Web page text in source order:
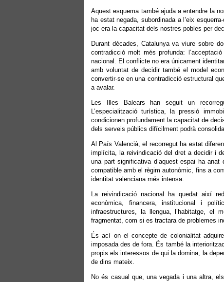
Aquest esquema també ajuda a entendre la
ha estat negada, subordinada a l’eix
joc era la capacitat dels nostres pobles per
Durant dècades, Catalunya va viure sobre
contradicció molt més profunda:
nacional. El conflicte no era únicament
amb voluntat de decidir també el model
convertir-se en una contradicció estructural
a avalar.
Les Illes Balears han seguit un
L’especialització turística, la pressió
condicionen profundament la capacitat de
dels serveis públics difícilment podrà
Al País Valencià, el recorregut ha estat
implícita, la reivindicació del dret a decidir i
una part significativa d’aquest espai ha
compatible amb el règim autonòmic, fins a
identitat valenciana més intensa.
La reivindicació nacional ha quedat així
econòmica, financera, institucional i
infraestructures, la llengua, l’habitatge, el
fragmentat, com si es tractara de problemes
És ací on el concepte de colonialitat
imposada des de fora. És també la
propis els interessos de qui la domina, la
de dins mateix.
No és casual que, una vegada i una altra,